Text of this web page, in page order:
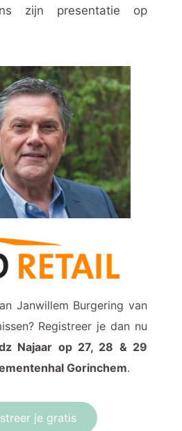
zijn presentatie op
Janwillem Burgering van
Registreer je dan nu
Najaar op 27, 28 & 29
Gorinchem.
je gratis